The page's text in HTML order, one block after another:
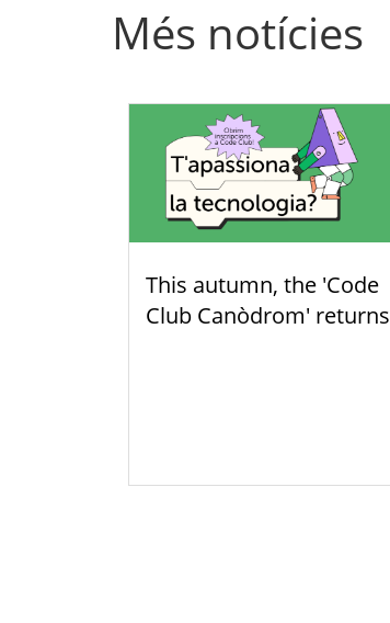
Més notícies
This autumn, the 'Code
Club Canòdrom' returns